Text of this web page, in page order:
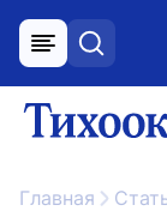
меню поиск
Главная